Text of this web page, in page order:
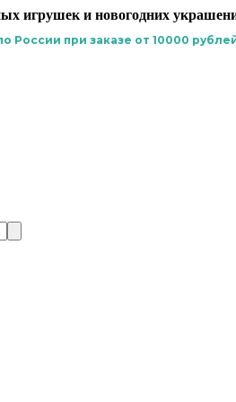
игрушек и новогодних
России при заказе от 10000